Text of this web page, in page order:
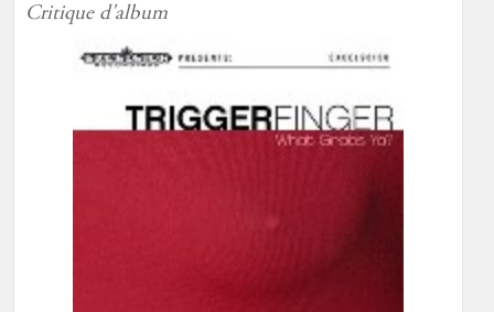
Critique d'album